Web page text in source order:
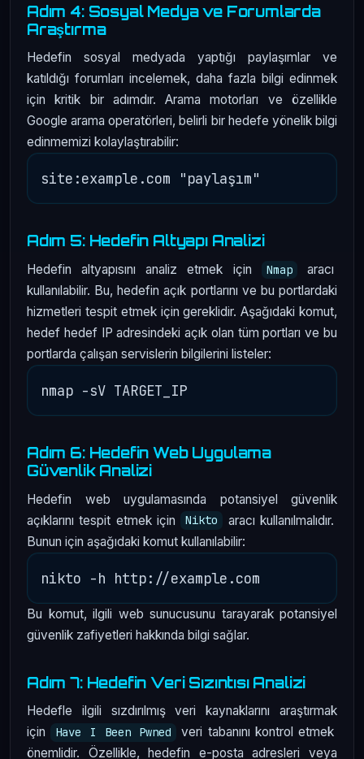
Adım 4: Sosyal Medya ve Forumlarda
Araştırma
Hedefin sosyal medyada yaptığı paylaşımlar ve
katıldığı forumları incelemek, daha fazla bilgi edinmek
için kritik bir adımdır. Arama motorları ve özellikle
Google arama operatörleri, belirli bir hedefe yönelik bilgi
edinmemizi kolaylaştırabilir:
Adım 5: Hedefin Altyapı Analizi
Hedefin altyapısını analiz etmek için Nmap
aracı
kullanılabilir. Bu, hedefin açık portlarını ve bu portlardaki
hizmetleri tespit etmek için gereklidir. Aşağıdaki komut,
hedef hedef IP adresindeki açık olan tüm portları ve bu
portlarda çalışan servislerin bilgilerini listeler:
Adım 6: Hedefin Web Uygulama
Güvenlik Analizi
Hedefin web uygulamasında potansiyel güvenlik
açıklarını tespit etmek için
Nikto
aracı kullanılmalıdır.
Bunun için aşağıdaki komut kullanılabilir:
Bu komut, ilgili web sunucusunu tarayarak potansiyel
güvenlik zafiyetleri hakkında bilgi sağlar.
Adım 7: Hedefin Veri Sızıntısı Analizi
Hedefle ilgili sızdırılmış veri kaynaklarını araştırmak
için
Have I Been Pwned
veri tabanını kontrol etmek
önemlidir. Özellikle, hedefin e-posta adresleri veya